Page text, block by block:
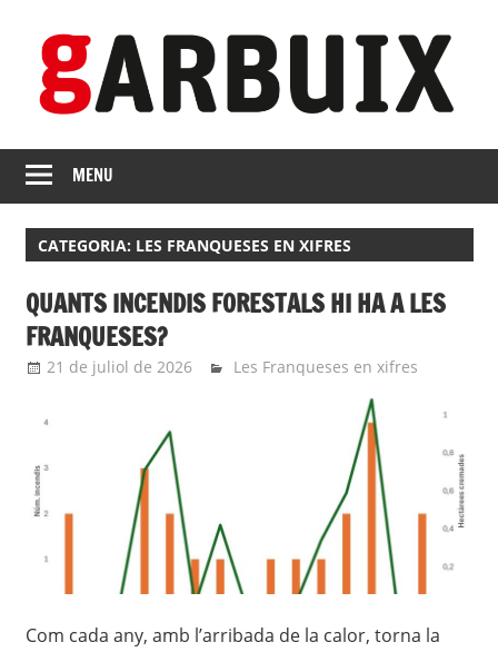
content
GARBUIX
Independent
de
Franqueses
MENU
CATEGORIA: LES FRANQUESES EN XIFRES
QUANTS INCENDIS FORESTALS HI HA A LES
FRANQUESES?
21 de juliol de 2026 Eli
Les Franqueses en xifres
Com cada any, amb l’arribada de la calor, torna la